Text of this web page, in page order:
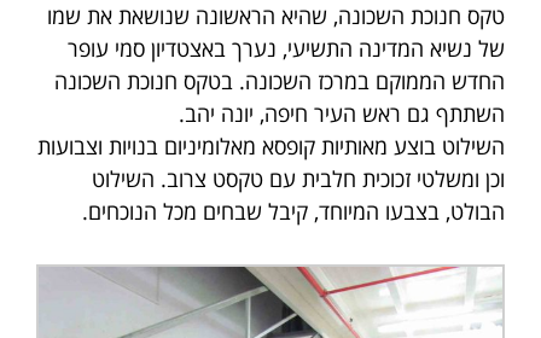
טקס חנוכת השכונה, שהיא הראשונה שנושאת את שמו
של נשיא המדינה התשיעי, נערך באצטדיון סמי עופר
החדש הממוקם במרכז השכונה. בטקס חנוכת השכונה
השתתף גם ראש העיר חיפה, יונה יהב.
השילוט בוצע מאותיות קופסא מאלומיניום בנויות וצבועות
וכן ומשלטי זכוכית חלבית עם טקסט צרוב. השילוט
הבולט, בצבעו המיוחד, קיבל שבחים מכל הנוכחים.